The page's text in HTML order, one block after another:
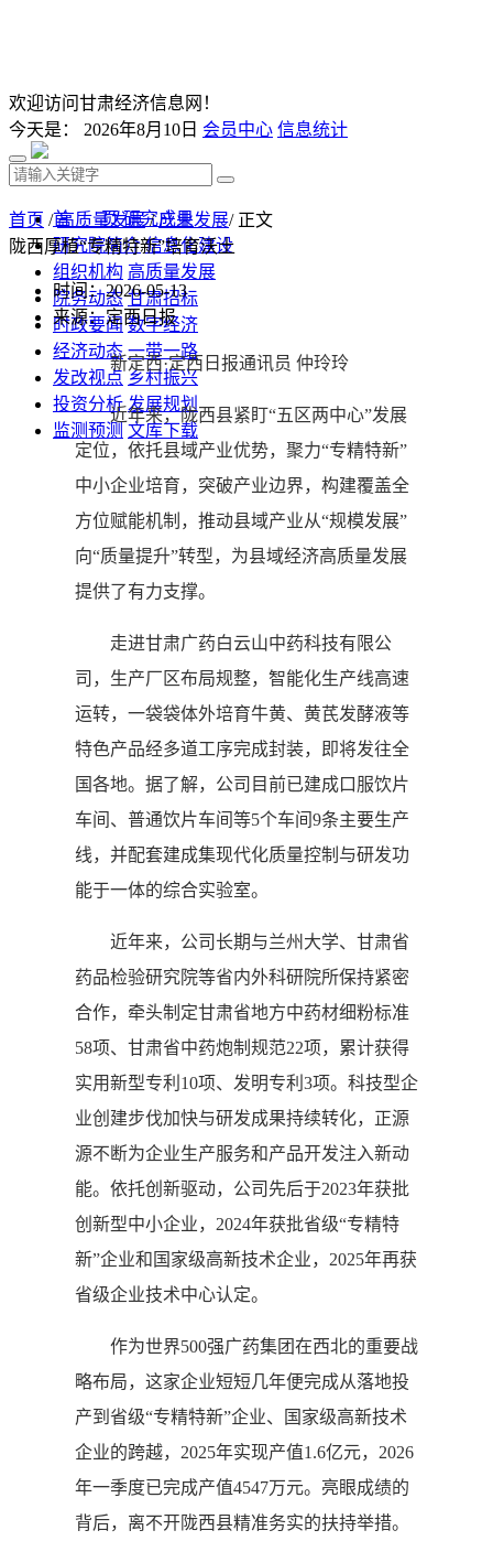
欢迎访问甘肃经济信息网！
今天是： 2026年8月10日 会员中心 信息统计
首 页 研究成果
研究院简介 信息化建设
组织机构 高质量发展
院务动态 甘肃招标
时政要闻 数字经济
经济动态 一带一路
发改视点 乡村振兴
投资分析 发展规划
监测预测 文库下载
首页 /高质量发展/产业发展/ 正文
陇西厚植“专精特新”培育沃土
时间：2026-05-13
来源：定西日报
新定西·定西日报通讯员 仲玲玲
近年来，陇西县紧盯“五区两中心”发展
定位，依托县域产业优势，聚力“专精特新”
中小企业培育，突破产业边界，构建覆盖全
方位赋能机制，推动县域产业从“规模发展”
向“质量提升”转型，为县域经济高质量发展
提供了有力支撑。
走进甘肃广药白云山中药科技有限公
司，生产厂区布局规整，智能化生产线高速
运转，一袋袋体外培育牛黄、黄芪发酵液等
特色产品经多道工序完成封装，即将发往全
国各地。据了解，公司目前已建成口服饮片
车间、普通饮片车间等5个车间9条主要生产
线，并配套建成集现代化质量控制与研发功
能于一体的综合实验室。
近年来，公司长期与兰州大学、甘肃省
药品检验研究院等省内外科研院所保持紧密
合作，牵头制定甘肃省地方中药材细粉标准
58项、甘肃省中药炮制规范22项，累计获得
实用新型专利10项、发明专利3项。科技型企
业创建步伐加快与研发成果持续转化，正源
源不断为企业生产服务和产品开发注入新动
能。依托创新驱动，公司先后于2023年获批
创新型中小企业，2024年获批省级“专精特
新”企业和国家级高新技术企业，2025年再获
省级企业技术中心认定。
作为世界500强广药集团在西北的重要战
略布局，这家企业短短几年便完成从落地投
产到省级“专精特新”企业、国家级高新技术
企业的跨越，2025年实现产值1.6亿元，2026
年一季度已完成产值4547万元。亮眼成绩的
背后，离不开陇西县精准务实的扶持举措。